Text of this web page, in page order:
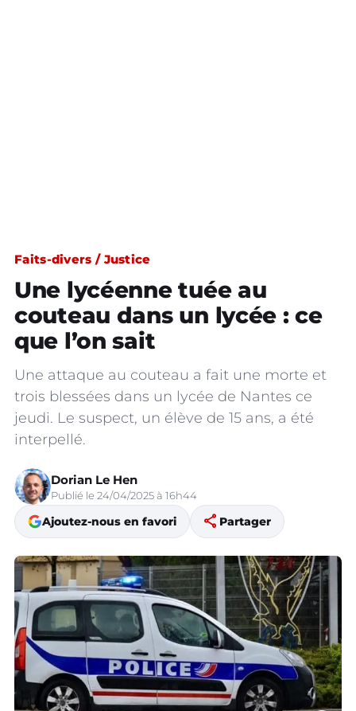
Faits-divers / Justice
Une lycéenne tuée au
couteau dans un lycée : ce
que l’on sait
Une attaque au couteau a fait une morte et
trois blessées dans un lycée de Nantes ce
jeudi. Le suspect, un élève de 15 ans, a été
interpellé.
Dorian Le Hen
Publié le 24/04/2025 à 16h44
Ajoutez-nous en favori share Partager